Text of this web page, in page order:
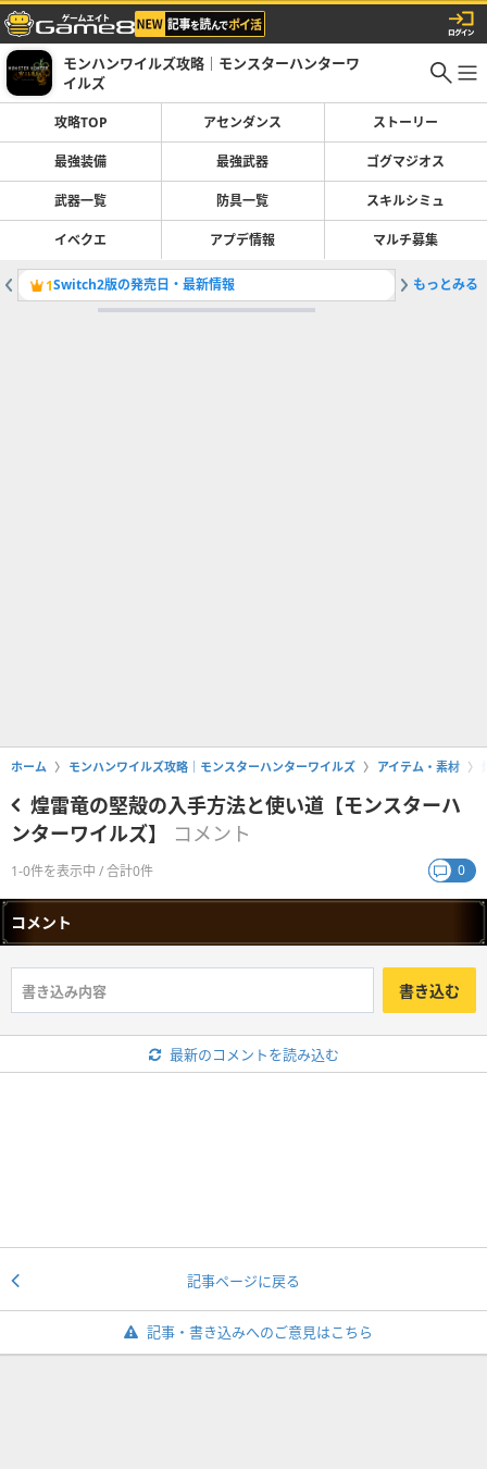
モンハンワイルズ攻略｜モンスターハンターワ
イルズ
攻略TOP アセンダンス ストーリー
最強装備 最強武器 ゴグマジオス
武器一覧 防具一覧 スキルシミュ
イベクエ アプデ情報 マルチ募集
1Switch2版の発売日・最新情報 2ストー
もっとみる
ホーム モンハンワイルズ攻略｜モンスターハンターワイルズ アイテム・素材
煌雷竜の堅殻の入手方法と使い道【モンスターハ
ンターワイルズ】
コメント
1-0件を表示中 / 合計0件 0
コメント
書き込む
最新のコメントを読み込む
記事ページに戻る
記事・書き込みへのご意見はこちら